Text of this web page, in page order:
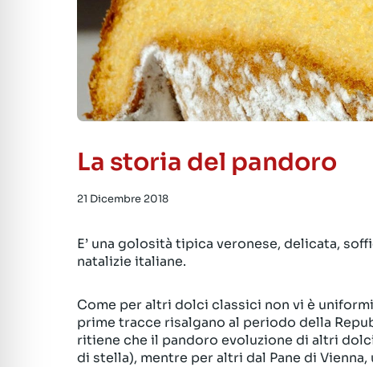
La storia del pandoro
21 Dicembre 2018
E’ una golosità tipica veronese, delicata,
natalizie italiane.
Come per altri dolci classici non vi è
prime tracce risalgano al periodo della
ritiene che il pandoro evoluzione di altri
di stella), mentre per altri dal Pane di